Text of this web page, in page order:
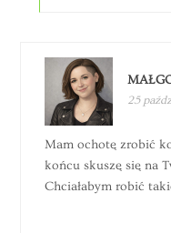
25
Mam ochotę zrobić
końcu skuszę się na
Chciałabym robić